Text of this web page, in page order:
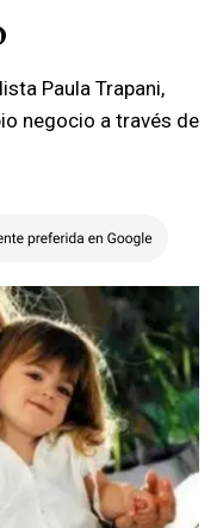
Paula Trapani,
negocio a través de